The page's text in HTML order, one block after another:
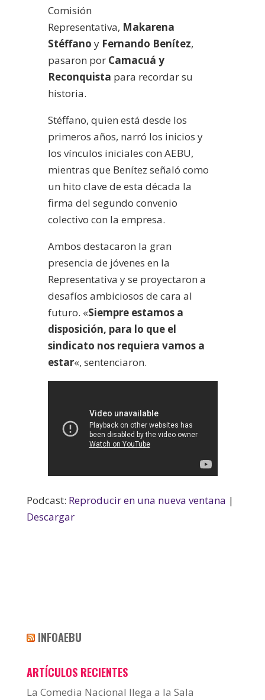
Comisión
Representativa, Makarena
Stéffano y Fernando Benítez,
pasaron por Camacuá y
Reconquista para recordar su
historia.
Stéffano, quien está desde los
primeros años, narró los inicios y
los vínculos iniciales con AEBU,
mientras que Benítez señaló como
un hito clave de esta década la
firma del segundo convenio
colectivo con la empresa.
Ambos destacaron la gran
presencia de jóvenes en la
Representativa y se proyectaron a
desafíos ambiciosos de cara al
futuro. «Siempre estamos a
disposición, para lo que el
sindicato nos requiera vamos a
estar«, sentenciaron.
Podcast: Reproducir en una nueva ventana |
Descargar
INFOAEBU
ARTÍCULOS RECIENTES
La Comedia Nacional llega a la Sala